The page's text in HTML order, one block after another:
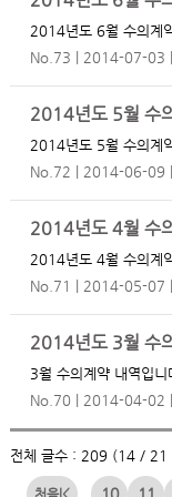
2014년도 6월 수의계
No.73
2014-07-03
2014년도 5월 수
No.72
2014-06-09
2014년도 4월 수
2014년도 4월 수의계
No.71
2014-05-07
2014년도 3월 수
3월 수의계약 내역입
No.70
2014-04-02
전체 글수 : 209 (14 / 21
|<